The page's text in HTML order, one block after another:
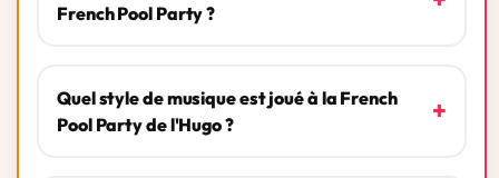
French Pool Party ?
Quel style de musique est joué à la French
Pool Party de l'Hugo ?
+